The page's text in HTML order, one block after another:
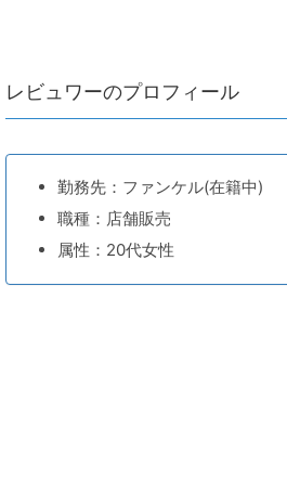
レビュワーのプロフィール
勤務先：ファンケル(在籍中)
職種：店舗販売
属性：20代女性